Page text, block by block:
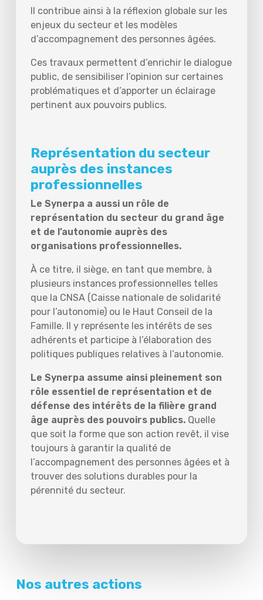
Il contribue ainsi à la réflexion globale sur les
enjeux du secteur et les modèles
d’accompagnement des personnes âgées.
Ces travaux permettent d’enrichir le dialogue
public, de sensibiliser l’opinion sur certaines
problématiques et d’apporter un éclairage
pertinent aux pouvoirs publics.
Représentation du secteur
auprès des instances
professionnelles
Le Synerpa a aussi un rôle de
représentation du secteur du grand âge
et de l’autonomie auprès des
organisations professionnelles.
À ce titre, il siège, en tant que membre, à
plusieurs instances professionnelles telles
que la CNSA (Caisse nationale de solidarité
pour l’autonomie) ou le Haut Conseil de la
Famille. Il y représente les intérêts de ses
adhérents et participe à l’élaboration des
politiques publiques relatives à l’autonomie.
Le Synerpa assume ainsi pleinement son
rôle essentiel de représentation et de
défense des intérêts de la filière grand
âge auprès des pouvoirs publics.Quelle
que soit la forme que son action revêt, il vise
toujours à garantir la qualité de
l’accompagnement des personnes âgées et à
trouver des solutions durables pour la
pérennité du secteur.
Nos autres actions